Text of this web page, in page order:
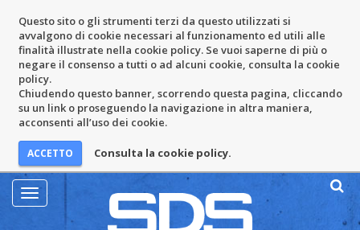
Questo sito o gli strumenti terzi da questo utilizzati si
avvalgono di cookie necessari al funzionamento ed utili alle
finalità illustrate nella cookie policy. Se vuoi saperne di più o
negare il consenso a tutti o ad alcuni cookie, consulta la cookie
policy.
Chiudendo questo banner, scorrendo questa pagina, cliccando
su un link o proseguendo la navigazione in altra maniera,
acconsenti all’uso dei cookie.
Consulta la cookie policy.
Mostra
Menu